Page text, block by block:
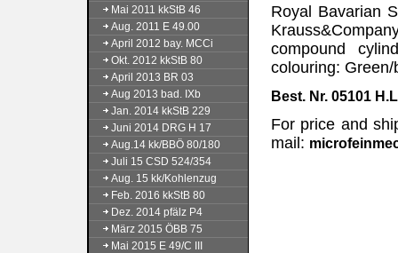
Mai 2011 kkStB 46
Aug. 2011 E 49.00
April 2012 bay. MCCi
Okt. 2012 kkStB 80
April 2013 BR 03
Aug 2013 bad. IXb
Jan. 2014 kkStB 229
Juni 2014 DRG H 17
Aug.14 kk/BBÖ 80/180
Juli 15 CSD 524/354
Aug. 15 kk/Kohlenzug
Feb. 2016 kkStB 80
Dez. 2014 pfälz P4
März 2015 ÖBB 75
Mai 2015 E 49/C III
Royal Bavarian
compound
colouring:
Best. Nr. 05101
For price and
mail: